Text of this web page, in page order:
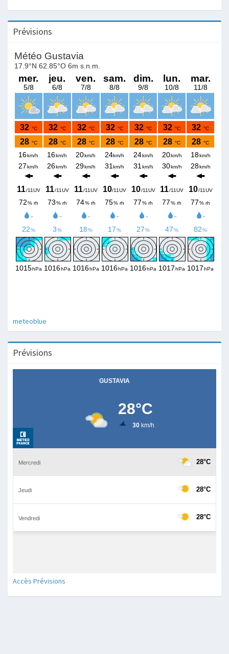
Prévisions
meteoblue
Prévisions
Accès Prévisions